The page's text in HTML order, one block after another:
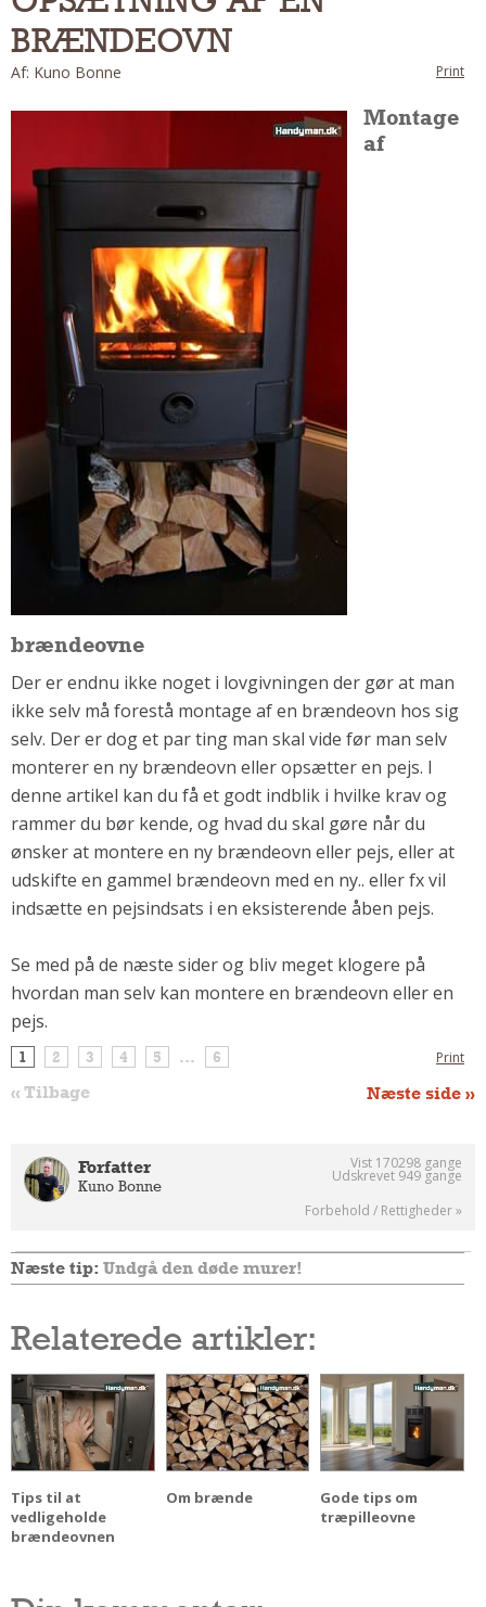
Udendørs
Kan Det Males?
MURER
Nybygning
Om Materialer
Udskiftning Og Montage
Om Materialer
HANDYMAN
Tips Og Tricks
Kemi
Andet
Beplantning
Belægning
Andet
RENGØRING
BRÆNDEOVN
Af: Kuno Bonne Print
Montage
af
brændeovne
Der er endnu ikke noget i lovgivningen der gør at man
ikke selv må forestå montage af en brændeovn hos sig
selv. Der er dog et par ting man skal vide før man selv
monterer en ny brændeovn eller opsætter en pejs. I
denne artikel kan du få et godt indblik i hvilke krav og
rammer du bør kende, og hvad du skal gøre når du
ønsker at montere en ny brændeovn eller pejs, eller at
udskifte en gammel brændeovn med en ny.. eller fx vil
indsætte en pejsindsats i en eksisterende åben pejs.
Se med på de næste sider og bliv meget klogere på
hvordan man selv kan montere en brændeovn eller en
pejs.
1 2 3 4 5 ... 6
« Tilbage Næste side »
Print
Forfatter
Kuno Bonne
Vist 170298 gange
Udskrevet 949 gange
Forbehold / Rettigheder »
Næste tip: Undgå den døde murer!
Relaterede artikler:
Tips til at
vedligeholde
brændeovnen
Om brænde
Gode tips om
træpilleovne